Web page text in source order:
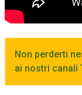
Non perderti
ai nostri canali